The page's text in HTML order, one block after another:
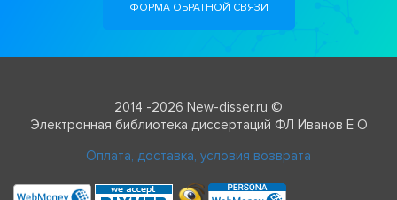
ФОРМА ОБРАТНОЙ СВЯЗИ
2014 -2026 New-disser.ru ©
Электронная библиотека диссертаций ФЛ Иванов Е О
Оплата, доставка, условия возврата